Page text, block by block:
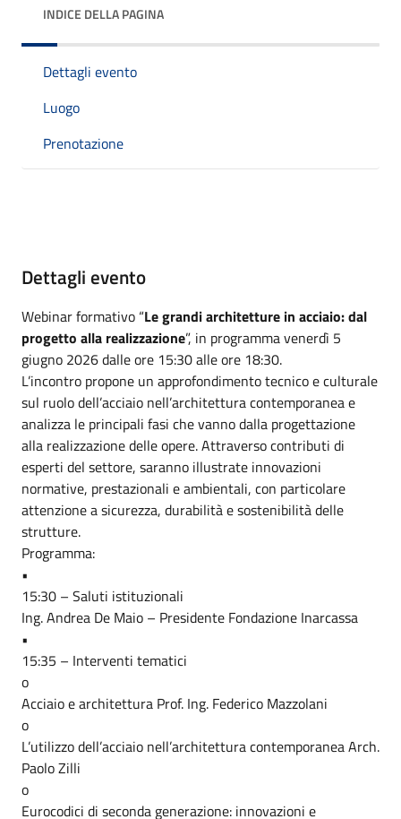
INDICE DELLA PAGINA
Dettagli evento
Luogo
Prenotazione
Dettagli evento
Webinar formativo “Le grandi architetture in acciaio: dal
progetto alla realizzazione”, in programma venerdì 5
giugno 2026 dalle ore 15:30 alle ore 18:30.
L’incontro propone un approfondimento tecnico e culturale
sul ruolo dell’acciaio nell’architettura contemporanea e
analizza le principali fasi che vanno dalla progettazione
alla realizzazione delle opere. Attraverso contributi di
esperti del settore, saranno illustrate innovazioni
normative, prestazionali e ambientali, con particolare
attenzione a sicurezza, durabilità e sostenibilità delle
strutture.
Programma:
•
15:30 – Saluti istituzionali
Ing. Andrea De Maio – Presidente Fondazione Inarcassa
•
15:35 – Interventi tematici
o
Acciaio e architettura Prof. Ing. Federico Mazzolani
o
L’utilizzo dell’acciaio nell’architettura contemporanea Arch.
Paolo Zilli
o
Eurocodici di seconda generazione: innovazioni e